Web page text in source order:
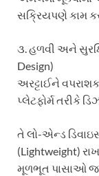
સક્રિયપણે કામ
૩. હળવી અને
Design)
અરટ્ટાઈને
પ્લેટફોર્મ તરીકે
તે લો-એન્ડ
(Lightweight)
મૂળભૂત પાસાઓ